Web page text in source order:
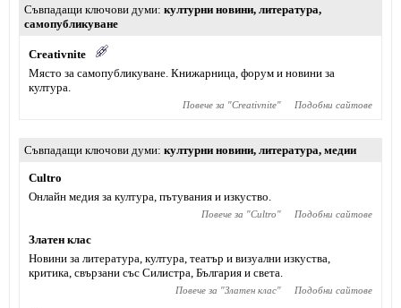
Съвпадащи ключови думи културни новини, литература,
самопубликуване
Creativnite
Място за самопубликуване. Книжарница, форум и новини за
култура.
Повече за "Creativnite" Подобни сайтове
Съвпадащи ключови думи културни новини, литература, медии
Cultro
Онлайн медия за култура, пътувания и изкуство.
Повече за "Cultro" Подобни сайтове
Златен клас
Новини за литература, култура, театър и визуални изкуства,
критика, свързани със Силистра, България и света.
Повече за "Златен клас" Подобни сайтове